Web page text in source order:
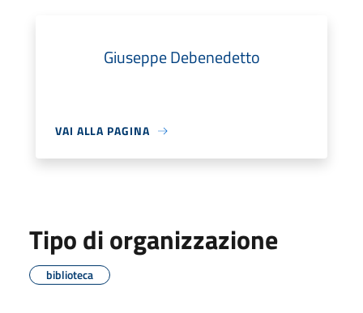
Giuseppe Debenedetto
VAI ALLA PAGINA
Tipo di organizzazione
biblioteca